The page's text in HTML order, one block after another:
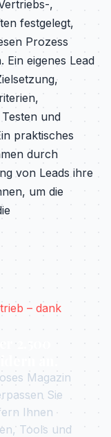
,
festgelegt,
Prozess
Ein eigenes Lead
und
praktisches
durch
von Leads ihre
um die
– dank
2.500
an.
Magazin
Sie
Ihnen
Tools und